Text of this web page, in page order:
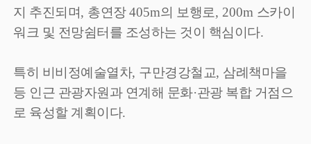
지 추진되며, 총연장405m의 보행로, 200m 스카이
워크 및 전망쉼터를 조성하는 것이 핵심이다.
특히 비비정예술열차, 구만경강철교, 삼례책마을
등 인근 관광자원과 연계해 문화·관광 복합 거점으
로 육성할 계획이다.